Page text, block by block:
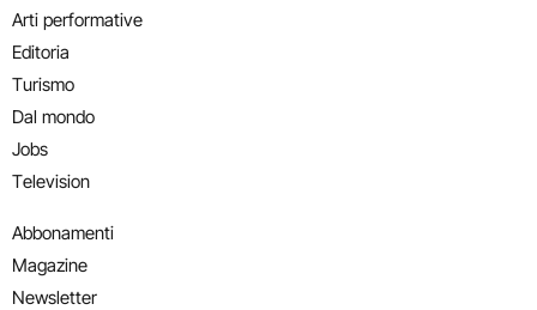
Arti performative
Editoria
Turismo
Dal mondo
Jobs
Television
Abbonamenti
Magazine
Newsletter